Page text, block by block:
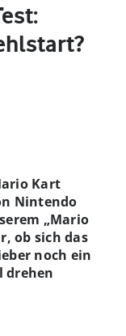
Kart
Nintendo
„Mario
ob sich das
noch ein
drehen